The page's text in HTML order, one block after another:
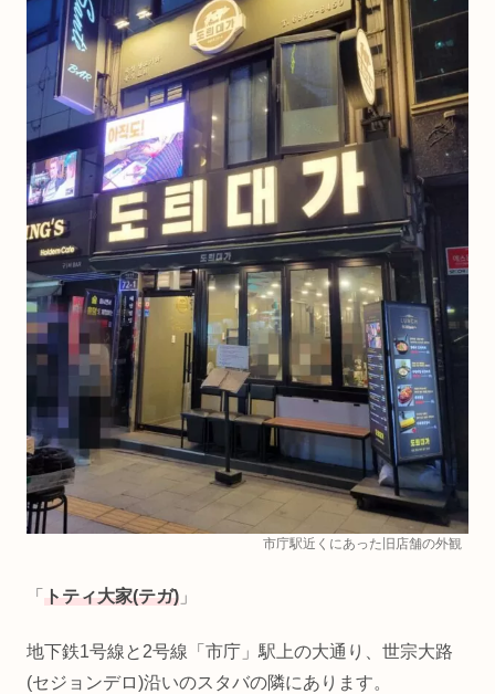
市庁駅近くにあった旧店舗の外観
「 トティ大家(テガ) 」
地下鉄1号線と2号線「市庁」駅上の大通り、世宗大路
(セジョンデロ)沿いのスタバの隣にあります。